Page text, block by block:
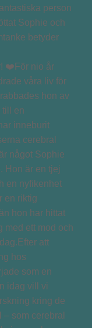
❤️För nio år
våra liv för
hon av
till en
inneburit
cerebral
något Sophie
Hon är en tjej
en nyfikenhet
en riktig
hon har hittat
med ett mod och
att
hos
som en
idag vill vi
kring de
som cerebral